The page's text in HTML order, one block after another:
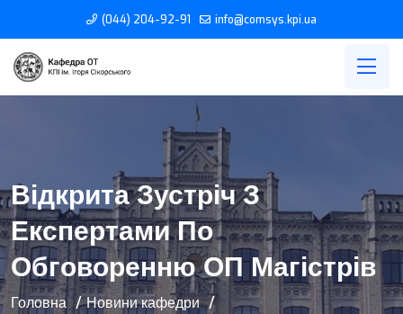
(044) 204-92-91 info@comsys.kpi.ua
Відкрита Зустріч З
Експертами По
Обговоренню ОП Магістрів
Головна
Новини кафедри